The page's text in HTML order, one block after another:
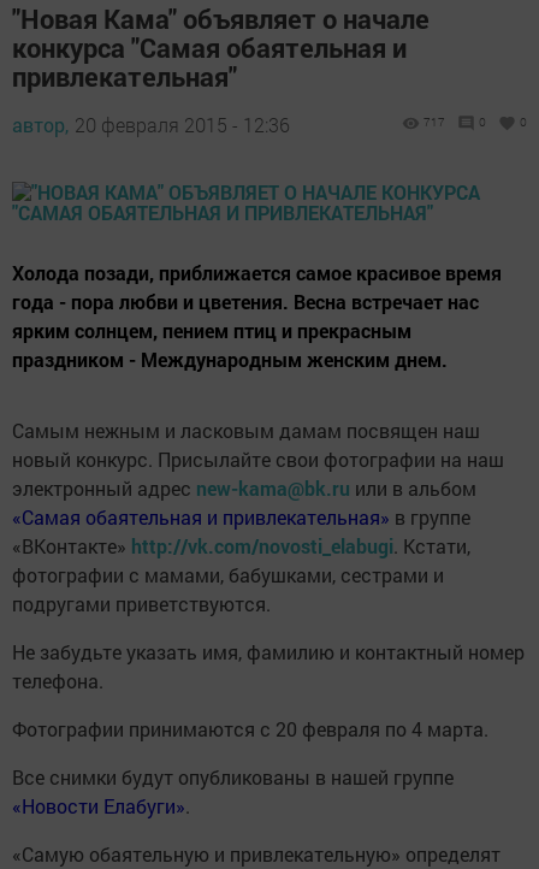
"Новая Кама" объявляет о начале
конкурса "Самая обаятельная и
привлекательная"
автор, 20 февраля 2015 - 12:36 717 0 0
Холода позади, приближается самое красивое время
года - пора любви и цветения. Весна встречает нас
ярким солнцем, пением птиц и прекрасным
праздником - Международным женским днем.
Самым нежным и ласковым дамам посвящен наш
новый конкурс. Присылайте свои фотографии на наш
электронный адрес new-kama@bk.ru или в альбом
«Самая обаятельная и привлекательная» в группе
«ВКонтакте» http://vk.com/novosti_elabugi. Кстати,
фотографии с мамами, бабушками, сестрами и
подругами приветствуются.
Не забудьте указать имя, фамилию и контактный номер
телефона.
Фотографии принимаются с 20 февраля по 4 марта.
Все снимки будут опубликованы в нашей группе
«Новости Елабуги».
«Самую обаятельную и привлекательную» определят